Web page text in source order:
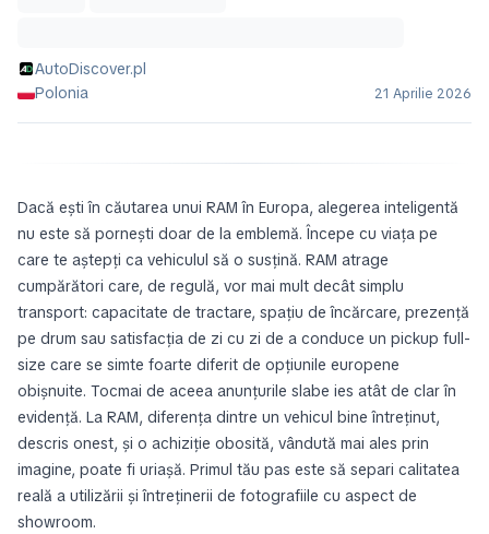
AutoDiscover.pl
Polonia
21 Aprilie 2026
Dacă ești în căutarea unui RAM în Europa, alegerea inteligentă
nu este să pornești doar de la emblemă. Începe cu viața pe
care te aștepți ca vehiculul să o susțină. RAM atrage
cumpărători care, de regulă, vor mai mult decât simplu
transport: capacitate de tractare, spațiu de încărcare, prezență
pe drum sau satisfacția de zi cu zi de a conduce un pickup full-
size care se simte foarte diferit de opțiunile europene
obișnuite. Tocmai de aceea anunțurile slabe ies atât de clar în
evidență. La RAM, diferența dintre un vehicul bine întreținut,
descris onest, și o achiziție obosită, vândută mai ales prin
imagine, poate fi uriașă. Primul tău pas este să separi calitatea
reală a utilizării și întreținerii de fotografiile cu aspect de
showroom.